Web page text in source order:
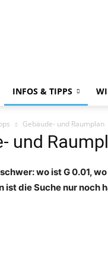
INFOS & TIPPS
Gebäude- und Raumplan
und
wo ist G 0.01,
ist die Suche nur noch